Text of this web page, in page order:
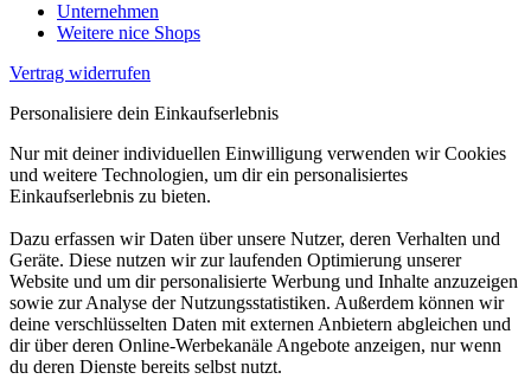
Unternehmen
Weitere nice Shops
Vertrag widerrufen
Personalisiere dein Einkaufserlebnis
Nur mit deiner individuellen Einwilligung verwenden wir Cookies
und weitere Technologien, um dir ein personalisiertes
Einkaufserlebnis zu bieten.
Dazu erfassen wir Daten über unsere Nutzer, deren Verhalten und
Geräte. Diese nutzen wir zur laufenden Optimierung unserer
Website und um dir personalisierte Werbung und Inhalte anzuzeigen
sowie zur Analyse der Nutzungsstatistiken. Außerdem können wir
deine verschlüsselten Daten mit externen Anbietern abgleichen und
dir über deren Online-Werbekanäle Angebote anzeigen, nur wenn
du deren Dienste bereits selbst nutzt.